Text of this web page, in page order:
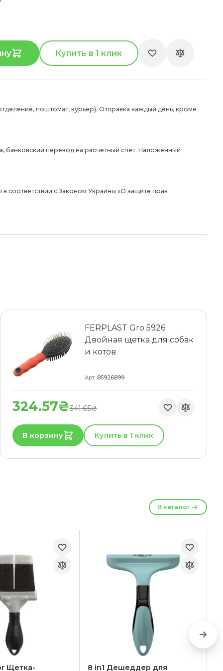
Купить в 1 клик
поштомат, курьер). Отправка каждый день, кроме
банковский перевод на расчетный счет. Наложенный
соответствии с Законом Украины «О защите прав
FERPLAST Gro 5926
Двойная щетка для собак
и котов
Арт 85926899
324.57₴341.65₴
В корзину Купить в 1 клик
В каталог
Щетка-
8 in1 Дешеддер для